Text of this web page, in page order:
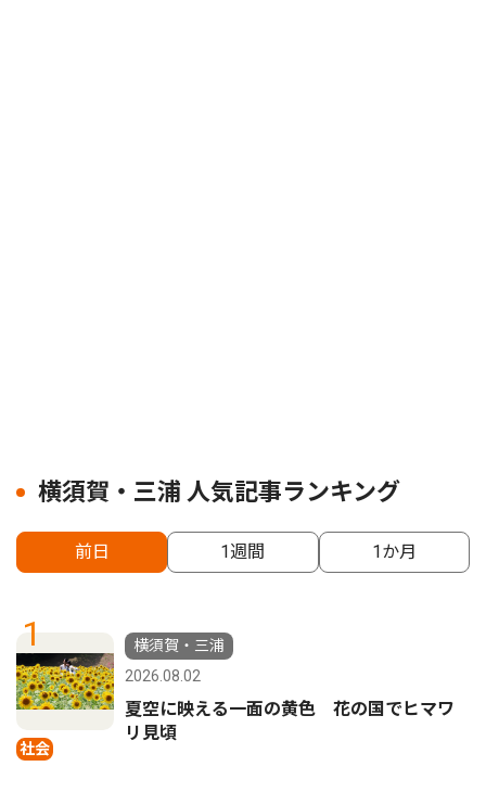
横須賀・三浦 人気記事ランキング
前日 1週間 1か月
1
社会
横須賀・三浦
2026.08.02
夏空に映える一面の黄色 花の国でヒマワ
リ見頃